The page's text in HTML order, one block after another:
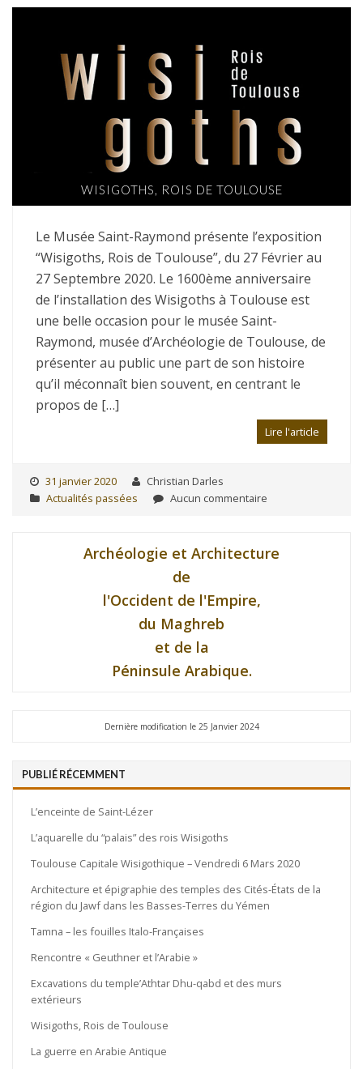
WISIGOTHS, ROIS DE TOULOUSE
Le Musée Saint-Raymond présente l’exposition
“Wisigoths, Rois de Toulouse”, du 27 Février au
27 Septembre 2020. Le 1600ème anniversaire
de l’installation des Wisigoths à Toulouse est
une belle occasion pour le musée Saint-
Raymond, musée d’Archéologie de Toulouse, de
présenter au public une part de son histoire
qu’il méconnaît bien souvent, en centrant le
propos de […]
Lire l'article
31 janvier 2020
Christian Darles
Actualités passées
Aucun commentaire
Archéologie et Architecture
de
l'Occident de l'Empire,
du Maghreb
et de la
Péninsule Arabique.
Dernière modification le 25 Janvier 2024
PUBLIÉ RÉCEMMENT
L’enceinte de Saint-Lézer
L’aquarelle du “palais” des rois Wisigoths
Toulouse Capitale Wisigothique – Vendredi 6 Mars 2020
Architecture et épigraphie des temples des Cités-États de la
région du Jawf dans les Basses-Terres du Yémen
Tamna – les fouilles Italo-Françaises
Rencontre « Geuthner et l’Arabie »
Excavations du temple’Athtar Dhu-qabd et des murs
extérieurs
Wisigoths, Rois de Toulouse
La guerre en Arabie Antique